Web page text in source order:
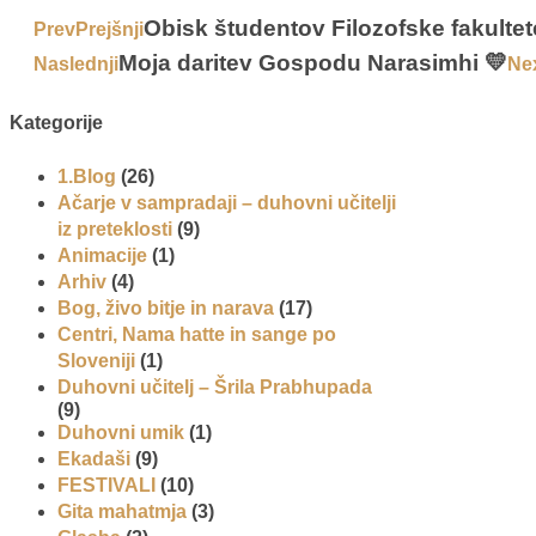
PrevPrejšnjiObisk študentov Filozofske
NaslednjiMoja daritev Gospodu Narasimhi 💛
Kategorije
1.Blog (26)
Ačarje v sampradaji – duhovni učitelji
iz preteklosti (9)
Animacije (1)
Arhiv (4)
Bog, živo bitje in narava (17)
Centri, Nama hatte in sange po
Sloveniji (1)
Duhovni učitelj – Šrila Prabhupada
(9)
Duhovni umik (1)
Ekadaši (9)
FESTIVALI (10)
Gita mahatmja (3)